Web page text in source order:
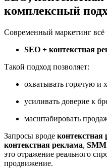
комплексный
Современный маркетинг всё
SEO + контекстная
Такой подход позволяет:
охватывать горячую и
усиливать доверие к
масштабировать
Запросы вроде контекстная
контекстная реклама, SMM
это отражение реального
продвижение.